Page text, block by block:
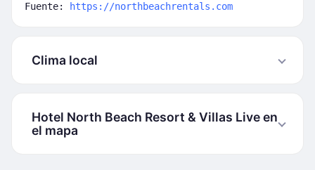
Fuente: https://northbeachrentals.com
Clima local
Hotel North Beach Resort & Villas Live en
el mapa